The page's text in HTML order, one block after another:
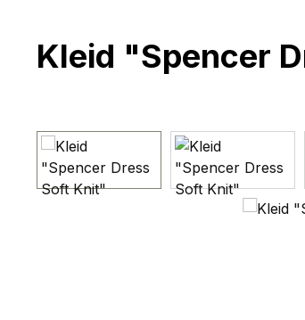
Kleid "Spencer
Bildergalerie überspringen